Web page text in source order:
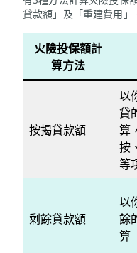
貸款額」及「重建費用」
火險投保額計
算方法
按揭貸款額
以
貸
算
按
等
剩餘貸款額
以
餘
算